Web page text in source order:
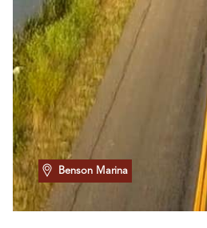
Benson Marina